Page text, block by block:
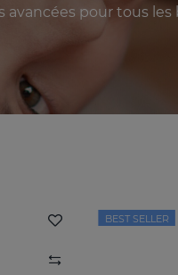
avancées pour tous
BEST SELLER